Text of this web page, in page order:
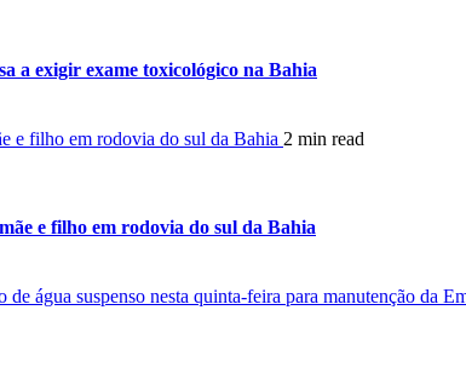
a exigir exame toxicológico na Bahia
e filho em rodovia do sul da Bahia 2 min read
e filho em rodovia do sul da Bahia
de água suspenso nesta quinta-feira para manutenção da